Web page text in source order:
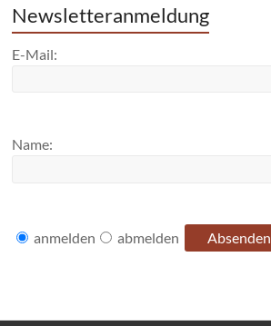
Newsletteranmeldung
E-Mail:
Name:
anmelden abmelden